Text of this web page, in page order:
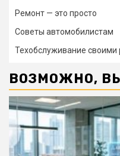
Ремонт — это просто
Советы автомобилистам
Техобслуживание своими
ВОЗМОЖНО,